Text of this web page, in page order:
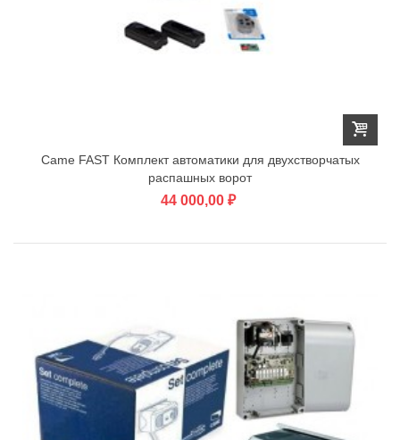
Came FAST Комплект автоматики для двухстворчатых
распашных ворот
44 000,00 ₽